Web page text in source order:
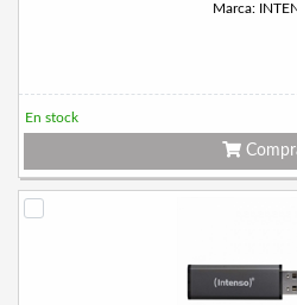
Marca:
En stock